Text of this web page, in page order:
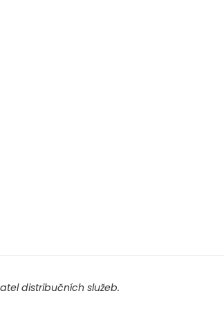
distribučních služeb.